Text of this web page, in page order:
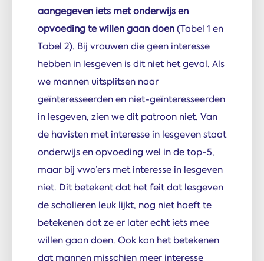
aangegeven iets met onderwijs en
opvoeding te willen gaan doen(Tabel 1 en
Tabel 2). Bij vrouwen die geen interesse
hebben in lesgeven is dit niet het geval. Als
we mannen uitsplitsen naar
geïnteresseerden en niet-geïnteresseerden
in lesgeven, zien we dit patroon niet. Van
de havisten met interesse in lesgeven staat
onderwijs en opvoeding wel in de top-5,
maar bij vwo’ers met interesse in lesgeven
niet. Dit betekent dat het feit dat lesgeven
de scholieren leuk lijkt, nog niet hoeft te
betekenen dat ze er later echt iets mee
willen gaan doen. Ook kan het betekenen
dat mannen misschien meer interesse